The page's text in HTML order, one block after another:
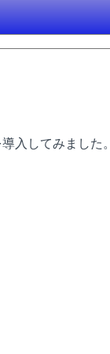
入してみました。